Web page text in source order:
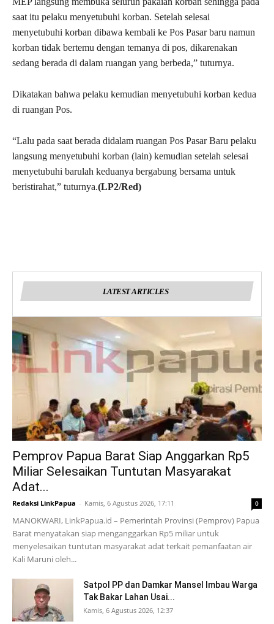
saat itu pelaku menyetubuhi korban. Setelah selesai
menyetubuhi korban dibawa kembali ke Pos Pasar baru namun
korban tidak bertemu dengan temanya di pos, dikarenakan
sedang berada di dalam ruangan yang berbeda,” tuturnya.
Dikatakan bahwa pelaku kemudian menyetubuhi korban kedua
di ruangan Pos.
“Lalu pada saat berada didalam ruangan Pos Pasar Baru pelaku
langsung menyetubuhi korban (lain) kemudian setelah selesai
menyetubuhi barulah keduanya bergabung bersama untuk
beristirahat,” tuturnya.(LP2/Red)
LATEST ARTICLES
Pemprov Papua Barat Siap Anggarkan Rp5
Miliar Selesaikan Tuntutan Masyarakat
Adat...
Redaksi LinkPapua - Kamis, 6 Agustus 2026, 17:11 0
MANOKWARI, LinkPapua.id – Pemerintah Provinsi (Pemprov) Papua
Barat menyatakan siap menganggarkan Rp5 miliar untuk
menyelesaikan tuntutan masyarakat adat terkait pemanfaatan air
Kali Maruni oleh...
Satpol PP dan Damkar Mansel Imbau Warga
Tak Bakar Lahan Usai...
Kamis, 6 Agustus 2026, 12:37